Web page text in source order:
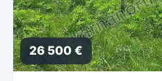
26 500 €